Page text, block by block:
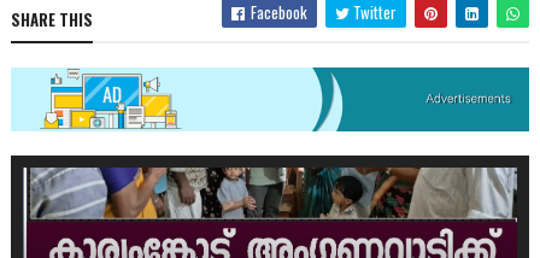
SHARE THIS Facebook Twitter